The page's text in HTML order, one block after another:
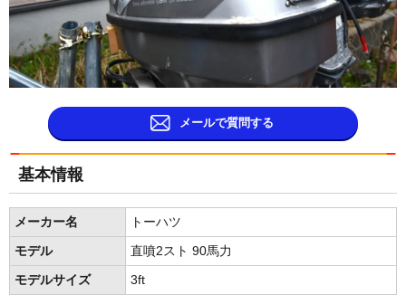
メールで質問する
基本情報
メーカー名 トーハツ
モデル 直噴2スト 90馬力
モデルサイズ 3ft